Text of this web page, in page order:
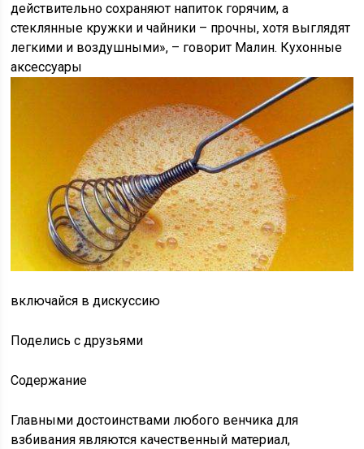
действительно сохраняют напиток горячим, а
стеклянные кружки и чайники – прочны, хотя выглядят
легкими и воздушными», – говорит Малин. Кухонные
аксессуары
включайся в дискуссию
Поделись с друзьями
Содержание
Главными достоинствами любого венчика для
взбивания являются качественный материал,